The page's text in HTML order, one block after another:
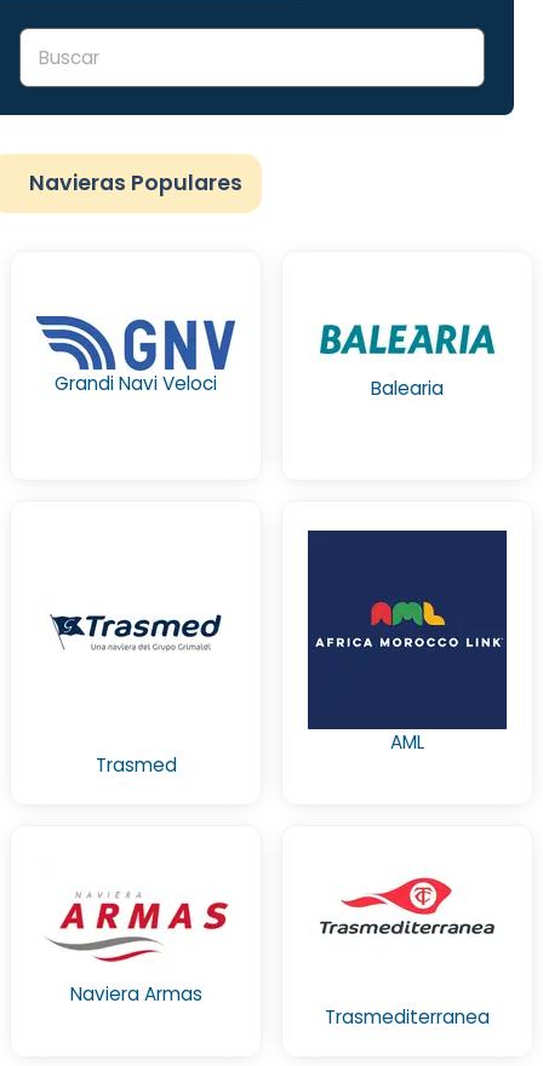
Navieras Populares
Grandi Navi Veloci Balearia
Trasmed
AML
Naviera Armas
Trasmediterranea